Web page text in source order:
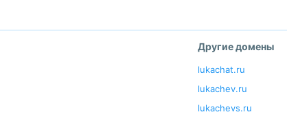
Другие домены
lukachat.ru
lukachev.ru
lukachevs.ru